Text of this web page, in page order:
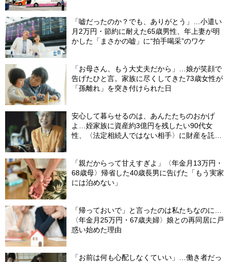
「嘘だったのか？でも、ありがとう」…小遣い
月2万円・節約に耐えた65歳男性、年上妻が明
かした「まさかの嘘」に“拍手喝采”のワケ
「お母さん、もう大丈夫だから」…娘が笑顔で
告げたひと言。家族に尽くしてきた73歳女性が
「孫離れ」を突き付けられた日
安心して暮らせるのは、あんたたちのおかげ
よ…姪家族に資産約3億円を残したい90代女
性、〈法定相続人ではない相手〉に財産を託せ
「親だからって甘えすぎよ」〈年金月13万円・
68歳母〉帰省した40歳長男に告げた「もう実家
には泊めない」
「帰っておいで」と言ったのは私たちなのに…
〈年金月25万円・67歳夫婦〉娘との再同居に戸
惑い始めた理由
「お前は何も心配しなくていい」…働き者だっ